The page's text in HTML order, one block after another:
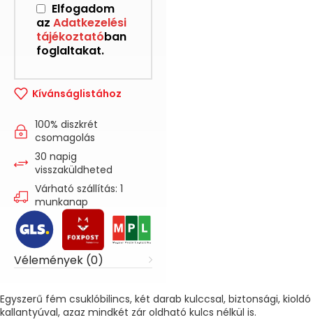
Elfogadom
az Adatkezelési
tájékoztatóban
foglaltakat.
Kívánságlistához
100% diszkrét
csomagolás
30 napig
visszaküldheted
Várható szállítás: 1
munkanap
Vélemények (0)
Egyszerű fém csuklóbilincs, két darab kulccsal, biztonsági, kioldó
kallantyúval, azaz mindkét zár oldható kulcs nélkül is.